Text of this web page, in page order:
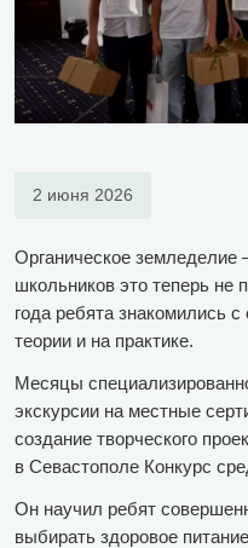
2 июня 2026
Органическое земледелие
школьников это теперь не
года ребята знакомились с
теории и на практике.
Месяцы
экскурсии на местные
создание творческого
в Севастополе Конкурс
Он научил ребят
выбирать здоровое